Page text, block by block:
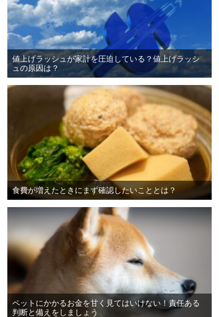
値上げラッシュが家計を圧迫している？値上げラッシ
ュの原因は？
食費が増えたときにまず確認したいこととは？
ペットにかかるお金を甘く見てはいけない！責任ある
判断と備えをしましょう